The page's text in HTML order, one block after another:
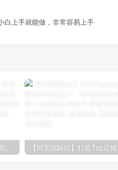
白上手就能做，非常容易上手